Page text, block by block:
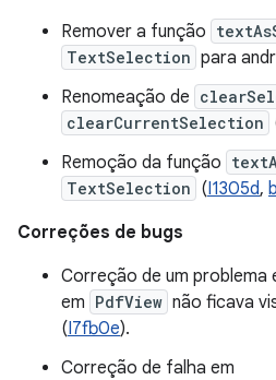
Remover a função
TextSelection para
Renomeação de
clearCurrentSelection
Remoção da função
TextSelection (I1305d,
Correções de bugs
Correção de um problema
em PdfView não ficava
(I7fb0e).
Correção de falha em